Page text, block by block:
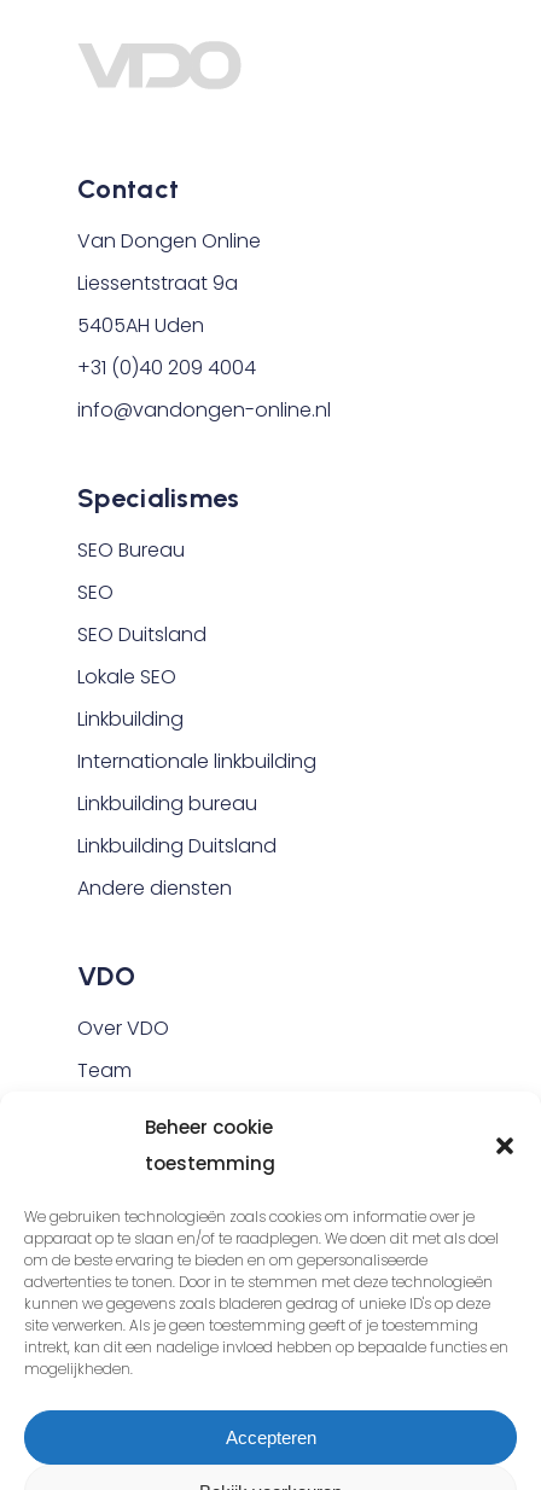
Beheer cookie
toestemming
We gebruiken technologieën zoals cookies om informatie over je
apparaat op te slaan en/of te raadplegen. We doen dit met als doel
om de beste ervaring te bieden en om gepersonaliseerde
advertenties te tonen. Door in te stemmen met deze technologieën
kunnen we gegevens zoals bladeren gedrag of unieke ID's op deze
site verwerken. Als je geen toestemming geeft of je toestemming
intrekt, kan dit een nadelige invloed hebben op bepaalde functies en
mogelijkheden.
Accepteren
Contact
Van Dongen Online
Liessentstraat 9a
5405AH Uden
+31 (0)40 209 4004
info@vandongen-online.nl
Specialismes
SEO Bureau
SEO
SEO Duitsland
Lokale SEO
Linkbuilding
Internationale linkbuilding
Linkbuilding bureau
Linkbuilding Duitsland
Andere diensten
VDO
Over VDO
Team
Contact
Gratis SEO quickscan
© 2026 Van Dongen Online.
Algemene voorwaarden
Privacy